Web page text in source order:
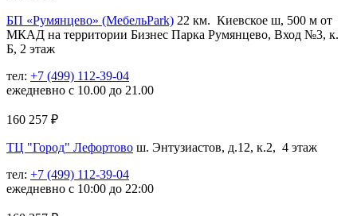
БП «Румянцево» (МебельPark) 22 км. Киевское ш, 500 м от
МКАД на территории Бизнес Парка Румянцево, Вход №3, к.
Б, 2 этаж
тел: +7 (499) 112-39-04
ежедневно с 10.00 до 21.00
160 257 ₽
ТЦ "Город" Лефортово ш. Энтузиастов, д.12, к.2, 4 этаж
тел: +7 (499) 112-39-04
ежедневно с 10:00 до 22:00